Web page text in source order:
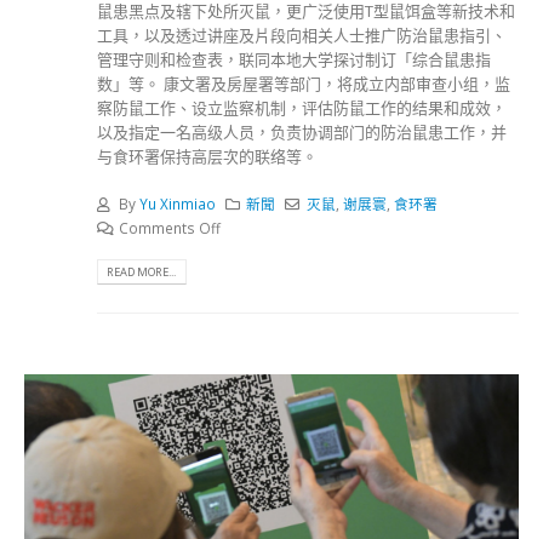
鼠患黑点及辖下处所灭鼠，更广泛使用T型鼠饵盒等新技术和
工具，以及透过讲座及片段向相关人士推广防治鼠患指引、
管理守则和检查表，联同本地大学探讨制订「综合鼠患指
数」等。 康文署及房屋署等部门，将成立内部审查小组，监
察防鼠工作、设立监察机制，评估防鼠工作的结果和成效，
以及指定一名高级人员，负责协调部门的防治鼠患工作，并
与食环署保持高层次的联络等。
ByYu Xinmiao 新聞 灭鼠 ,谢展寰 ,食环署
Comments Off
READ MORE...